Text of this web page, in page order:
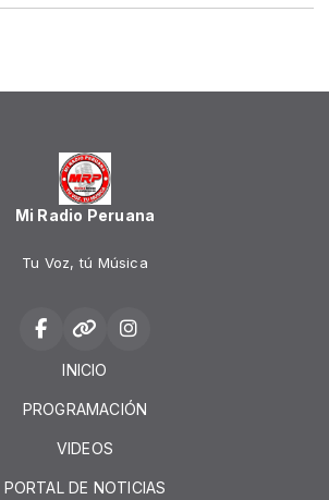
Mi Radio Peruana
Tu Voz, tú Música
INICIO
PROGRAMACIÓN
VIDEOS
PORTAL DE NOTICIAS